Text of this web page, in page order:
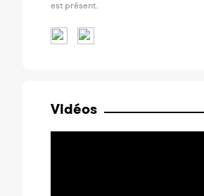
est présent.
Vidéos